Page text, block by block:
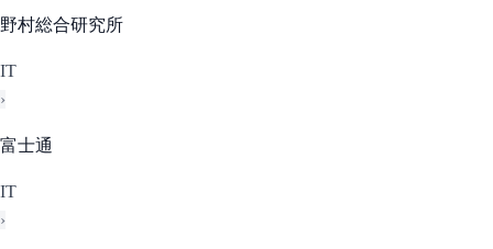
野村総合研究所
IT
›
富士通
IT
›